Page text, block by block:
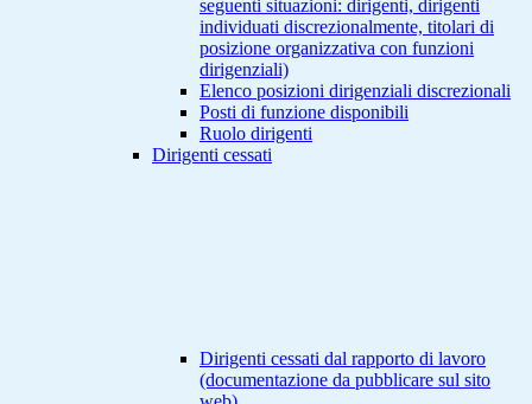
seguenti situazioni: dirigenti, dirigenti
individuati discrezionalmente, titolari di
posizione organizzativa con funzioni
dirigenziali)
Elenco posizioni dirigenziali discrezionali
Posti di funzione disponibili
Ruolo dirigenti
Dirigenti cessati
Dirigenti cessati dal rapporto di lavoro
(documentazione da pubblicare sul sito